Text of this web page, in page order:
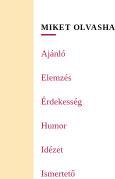
MIKET
Ajánló
Elemzés
Érdekesség
Humor
Idézet
Ismertető